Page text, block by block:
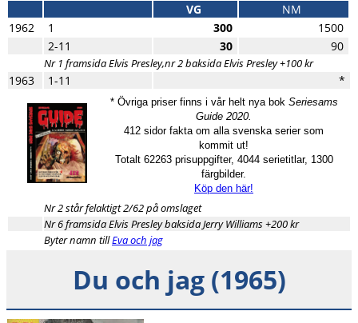
VG
NM
1962
1 300
1500
2-11
30 90
Nr 1 framsida Elvis Presley,nr 2 baksida Elvis Presley +100 kr
1963 1-11 *
* Övriga priser finns i vår helt nya bok Seriesams
Guide 2020.
412 sidor fakta om alla svenska serier som
kommit ut!
Totalt 62263 prisuppgifter, 4044 serietitlar, 1300
färgbilder.
Köp den här!
Nr 2 står felaktigt 2/62 på omslaget
Nr 6 framsida Elvis Presley baksida Jerry Williams +200 kr
Byter namn tillEva och jag
Du och jag (1965)